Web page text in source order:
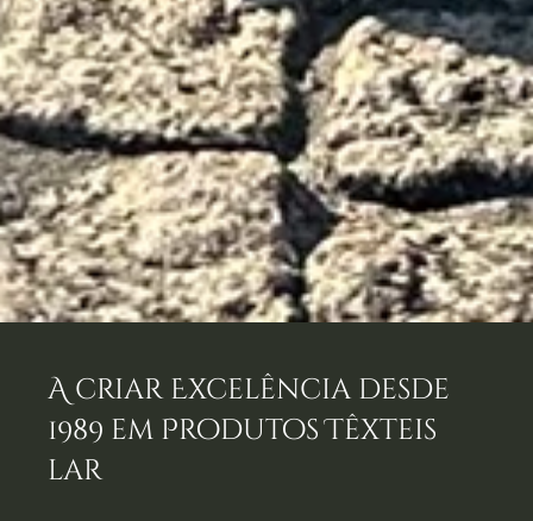
A criar Excelência desde
1989 em Produtos Têxteis
lar